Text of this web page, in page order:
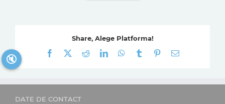
Share, Alege Platforma!
Facebook
RedditLinkedInWhatsApp
Tumblr Pinterest
E-
DATE DE CONTACT
🔇